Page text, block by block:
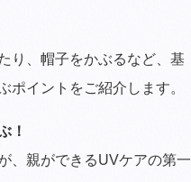
り、帽子をかぶるなど、基
ポイントをご紹介します。
！
、親ができるUVケアの第一